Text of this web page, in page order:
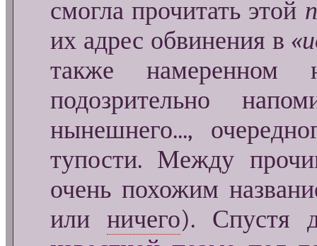
смогла прочитать этой
их адрес обвинения в
также намеренном
подозрительно
нынешнего...,
тупости. Между
очень похожим
илиничего). Спустя